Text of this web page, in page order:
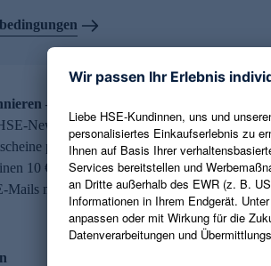
– 10 € Gutschein erhalten
Newsletter abonnieren und aktuelle Trends,
per E-Mail erhalten. Als Dankeschön
10 € Gutschein. Eine Abmeldung ist
Mails möglich.